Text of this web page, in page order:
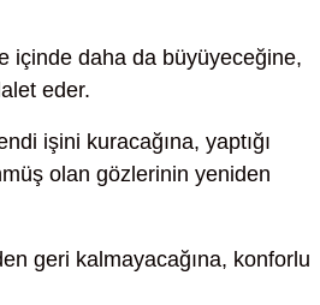
içinde daha da büyüyeceğine,
eder.
işini kuracağına, yaptığı
olan gözlerinin yeniden
geri kalmayacağına, konforlu